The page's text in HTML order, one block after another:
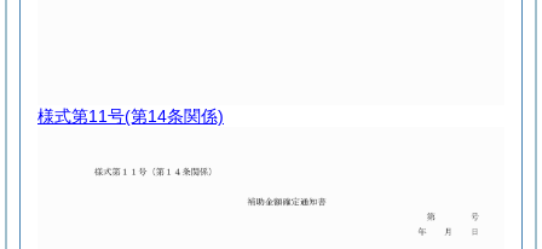
様式第11号(第14条関係)